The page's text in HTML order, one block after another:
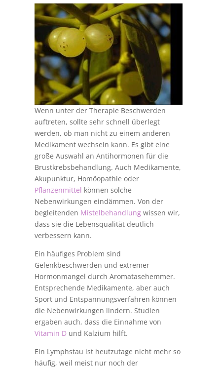
Wenn unter der Therapie Beschwerden
auftreten, sollte sehr schnell überlegt
werden, ob man nicht zu einem anderen
Medikament wechseln kann. Es gibt eine
große Auswahl an Antihormonen für die
Brustkrebsbehandlung. Auch Medikamente,
Akupunktur, Homöopathie oder
Pflanzenmittel können solche
Nebenwirkungen eindämmen. Von der
begleitenden Mistelbehandlung wissen wir,
dass sie die Lebensqualität deutlich
verbessern kann.
Ein häufiges Problem sind
Gelenkbeschwerden und extremer
Hormonmangel durch Aromatasehemmer.
Entsprechende Medikamente, aber auch
Sport und Entspannungsverfahren können
die Nebenwirkungen lindern. Studien
ergaben auch, dass die Einnahme von
Vitamin Dund Kalzium hilft.
Ein Lymphstau ist heutzutage nicht mehr so
häufig, weil meist nur noch der